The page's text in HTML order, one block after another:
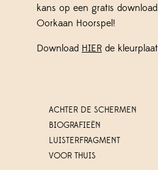
kans op een gratis
Oorkaan Hoorspel!
Download HIER de
ACHTER DE SCHERMEN
BIOGRAFIEËN
LUISTERFRAGMENT
VOOR THUIS